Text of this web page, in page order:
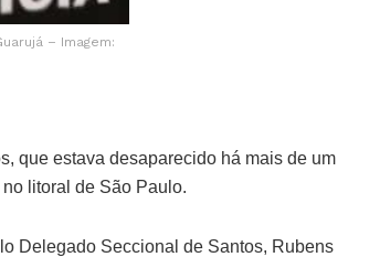
– Imagem:
que estava desaparecido há mais de um
litoral de São Paulo.
Delegado Seccional de Santos, Rubens